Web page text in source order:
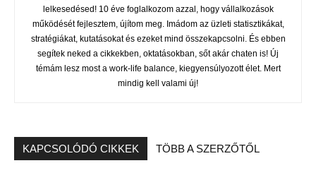
lelkesedésed! 10 éve foglalkozom azzal, hogy vállalkozások
működését fejlesztem, újítom meg. Imádom az üzleti statisztikákat,
stratégiákat, kutatásokat és ezeket mind összekapcsolni. És ebben
segítek neked a cikkekben, oktatásokban, sőt akár chaten is! Új
témám lesz most a work-life balance, kiegyensúlyozott élet. Mert
mindig kell valami új!
KAPCSOLÓDÓ CIKKEK TÖBB A SZERZŐTŐL